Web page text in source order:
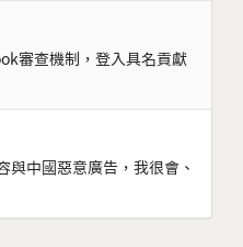
審查機制，登入具名貢獻
與中國惡意廣告，我很會、